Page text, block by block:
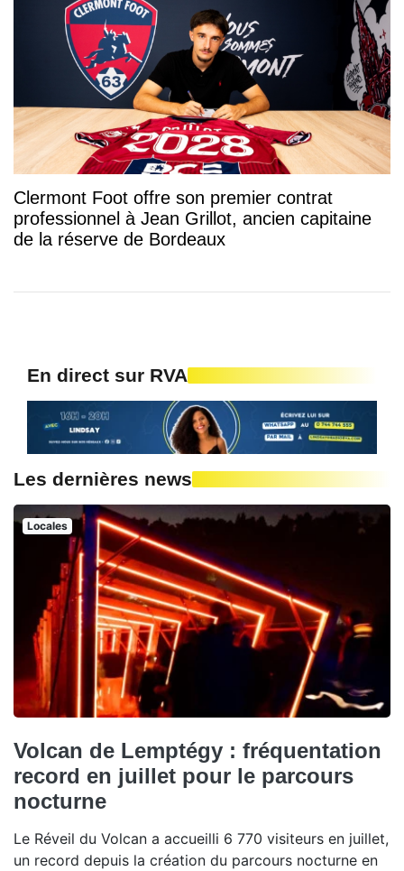
Clermont Foot offre son premier contrat
professionnel à Jean Grillot, ancien capitaine
de la réserve de Bordeaux
En direct sur RVA
Les dernières news
Locales
Volcan de Lemptégy : fréquentation
record en juillet pour le parcours
nocturne
Le Réveil du Volcan a accueilli 6 770 visiteurs en juillet,
un record depuis la création du parcours nocturne en